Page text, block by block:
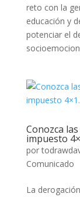
reto con la
educación y
potenciar el
Conozca
impuesto
por
Comunicado
La